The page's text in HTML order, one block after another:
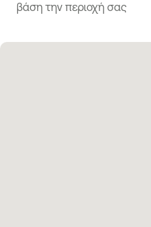
βάση την περιοχή σας